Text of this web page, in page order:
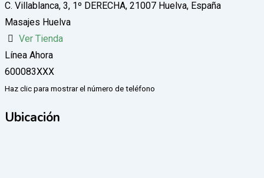
C. Villablanca, 3, 1º DERECHA, 21007 Huelva, España
Masajes Huelva
Ver Tienda
Línea Ahora
600083XXX
Haz clic para mostrar el número de teléfono
Ubicación